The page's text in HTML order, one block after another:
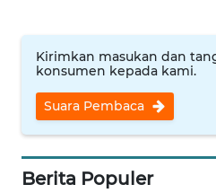
Kirimkan masukan dan
konsumen kepada kami.
Suara Pembaca
Berita Populer
WN
SUBANG
WN
SUKABUMI